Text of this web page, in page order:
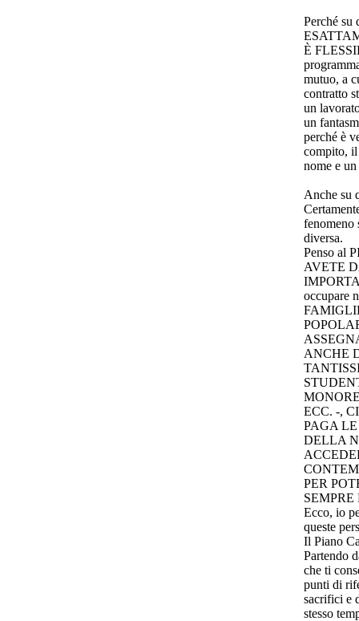
Perché su
È
mutuo, a
contratto
un
un
perché è
compito, il
nome e
Anche su
fenomeno
diversa.
Penso al
AVETE
occupare
ANCHE
ECC. -,
PAGA
DELLA
PER
Ecco, io
queste
Il Piano
Partendo
che ti
punti di
sacrifici e
stesso